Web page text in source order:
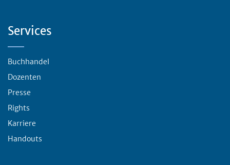
Services
Buchhandel
Dozenten
Presse
Rights
Karriere
Handouts